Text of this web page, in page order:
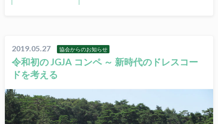
2019.05.27 協会からのお知らせ
令和初の JGJA コンペ ～ 新時代のドレスコー
ドを考える